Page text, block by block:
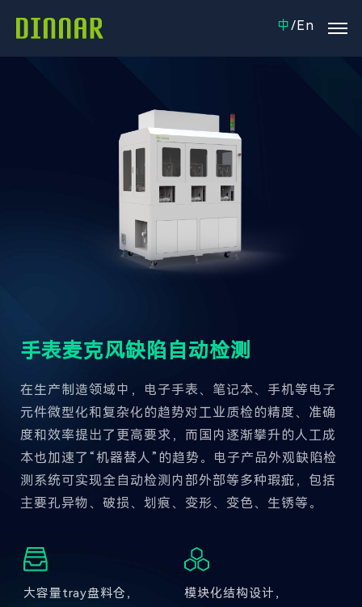
中/En
手表麦克风缺陷自动检测
在生产制造领域中，电子手表、笔记本、手机等电子
元件微型化和复杂化的趋势对工业质检的精度、准确
度和效率提出了更高要求，而国内逐渐攀升的人工成
本也加速了“机器替人”的趋势。电子产品外观缺陷检
测系统可实现全自动检测内部外部等多种瑕疵，包括
主要孔异物、破损、划痕、变形、变色、生锈等。
大容量tray盘料仓，
模块化结构设计，